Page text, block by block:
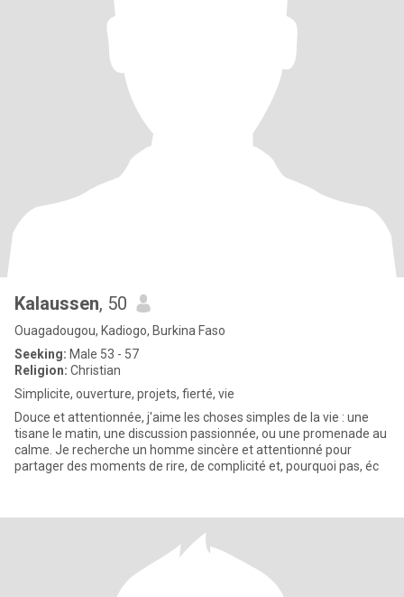
Kalaussen, 50
Ouagadougou, Kadiogo, Burkina Faso
Seeking: Male 53 - 57
Religion: Christian
Simplicite, ouverture, projets, fierté, vie
Douce et attentionnée, j'aime les choses simples de la vie : une
tisane le matin, une discussion passionnée, ou une promenade au
calme. Je recherche un homme sincère et attentionné pour
partager des moments de rire, de complicité et, pourquoi pas, éc